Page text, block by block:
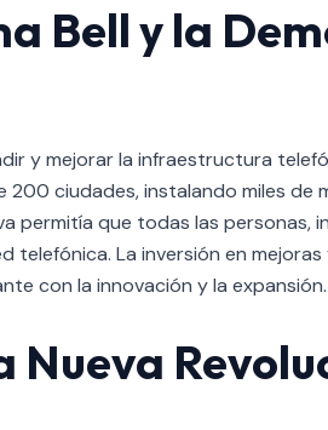
Bell y la
y mejorar la infraestructura
ciudades, instalando miles de
permitía que todas las personas,
La inversión en
con la innovación y la expansión.
Nueva